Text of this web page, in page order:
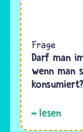
Frage
Darf man
wenn man
konsumiert?
lesen